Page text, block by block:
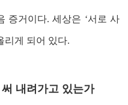
증거이다.세상은 ‘서로 사
리게 되어 있다.
내려가고 있는가